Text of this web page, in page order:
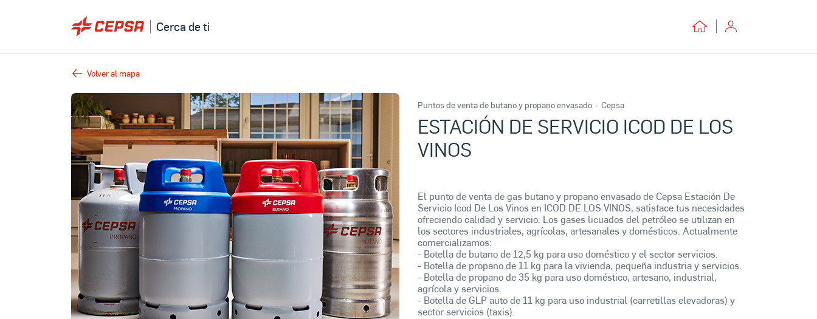
Cerca de ti
Volver al mapa
Puntos de venta de butano y propano envasado - Cepsa
ESTACIÓN DE SERVICIO ICOD DE LOS
VINOS
El punto de venta de gas butano y propano envasado de Cepsa Estación De
Servicio Icod De Los Vinos en ICOD DE LOS VINOS, satisface tus necesidades
ofreciendo calidad y servicio. Los gases licuados del petróleo se utilizan en
los sectores industriales, agrícolas, artesanales y domésticos. Actualmente
comercializamos:
- Botella de butano de 12,5 kg para uso doméstico y el sector servicios.
- Botella de propano de 11 kg para la vivienda, pequeña industria y servicios.
- Botella de propano de 35 kg para uso doméstico, artesano, industrial,
agrícola y servicios.
- Botella de GLP auto de 11 kg para uso industrial (carretillas elevadoras) y
sector servicios (taxis).